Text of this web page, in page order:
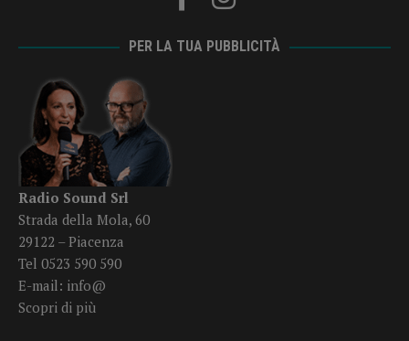
PER LA TUA PUBBLICITÀ
Radio Sound Srl
Strada della Mola, 60
29122 – Piacenza
Tel 0523 590 590
E-mail: info@
Scopri di più